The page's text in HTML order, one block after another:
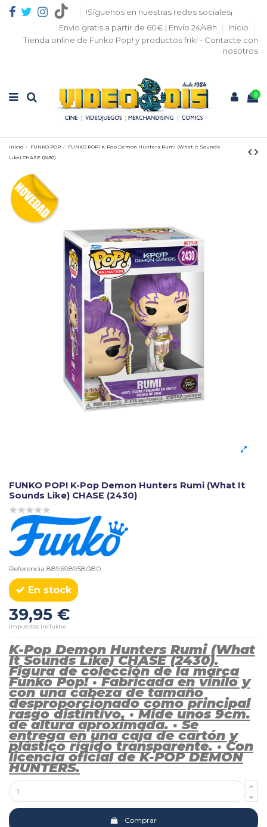
!Síguenos en nuestras redes sociales¡
Envío gratis a partir de 60€ | Envío 24/48h
Inicio
Tienda online de Funko Pop! y productos friki - Contacte con
nosotros
0
Inicio FUNKO POP
FUNKO POP! K-Pop Demon Hunters Rumi (What It Sounds
Like) CHASE (2430)
FUNKO POP! K-Pop Demon Hunters Rumi (What It
Sounds Like) CHASE (2430)
Referencia 889698958080
En stock
39,95 €
Impuestos incluidos
K-Pop Demon Hunters Rumi (What
It Sounds Like) CHASE (2430).
Figura de colección de la marca
Funko Pop! · Fabricada en vinilo y
con una cabeza de tamaño
desproporcionado como principal
rasgo distintivo. · Mide unos 9cm.
de altura aproximada. · Se
entrega en una caja de cartón y
plástico rígido transparente. · Con
licencia oficial de K-POP DEMON
HUNTERS.
Comprar